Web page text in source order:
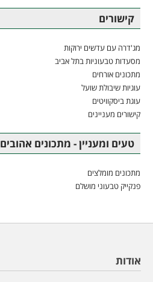
קישורים
מג'דרה עם עדשים ירוקות
מסעדות טבעוניות בתל אביב
מתכונים אורחים
עוגיות שיבולת שועל
עוגת ביסקוויטים
קישורים מעניינים
טעים ומעניין - מתכונים אהובים
מתכונים מומלצים
פנקייק טבעוני מושלם
אודות